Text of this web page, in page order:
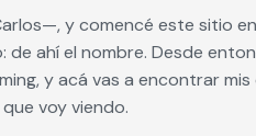
y comencé este sitio
de ahí el nombre. Desde
y acá vas a encontrar
voy viendo.